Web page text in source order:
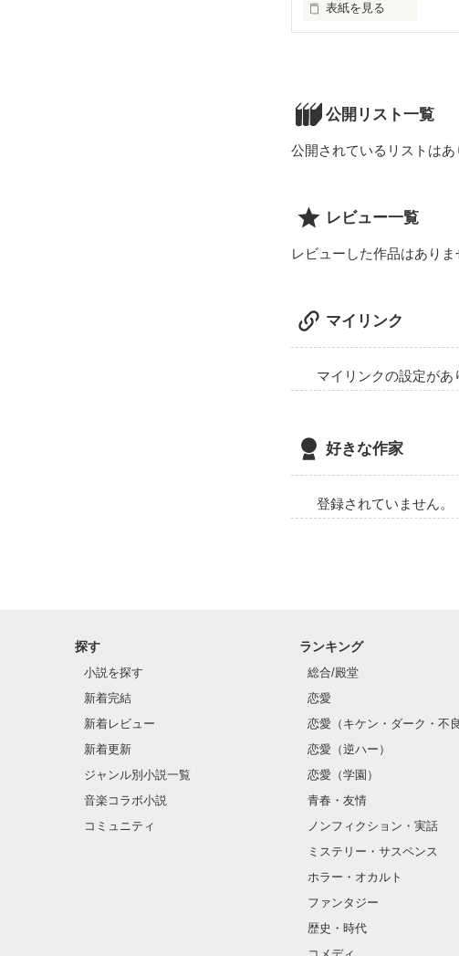
表紙を見る
公開リスト一覧
公開されているリストはあ
レビュー一覧
レビューした作品はありま
マイリンク
マイリンクの設定があ
好きな作家
登録されていません。
探す
小説を探す
新着完結
新着レビュー
新着更新
ジャンル別小説一覧
音楽コラボ小説
コミュニティ
ランキング
総合/殿堂
恋愛
恋愛（キケン・ダーク・不良
恋愛（逆ハー）
恋愛（学園）
青春・友情
ノンフィクション・実話
ミステリー・サスペンス
ホラー・オカルト
ファンタジー
歴史・時代